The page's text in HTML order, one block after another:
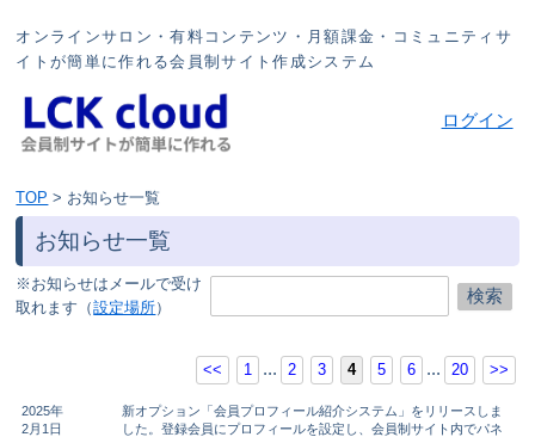
オンラインサロン・有料コンテンツ・月額課金・コミュニティサ
イトが簡単に作れる会員制サイト作成システム
ログイン
TOP > お知らせ一覧
お知らせ一覧
※お知らせはメールで受け
取れます（設定場所）
<< 1 ... 2 3 4 5 6 ... 20 >>
2025年
2月1日
新オプション「会員プロフィール紹介システム」をリリースしま
した。登録会員にプロフィールを設定し、会員制サイト内でパネ